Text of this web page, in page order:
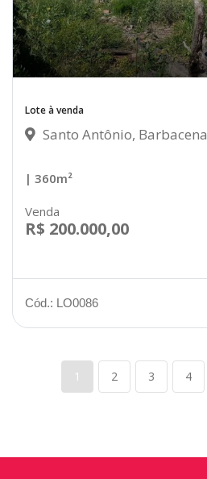
Lote à venda
Santo Antônio, Barbacena
| 360m²
Venda
R$ 200.000,00
Cód.: LO0086
1 2 3 4